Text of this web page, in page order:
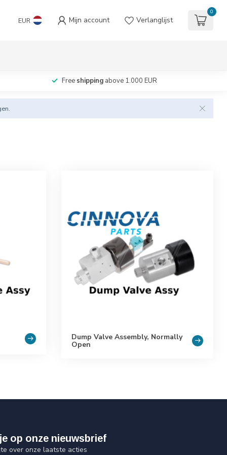
EUR Mijn account Verlanglijst
0
Free shipping above 1.000 EUR
Dump Valve Assembly, Normally
Open
op onze nieuwsbrief
over onze laatste acties